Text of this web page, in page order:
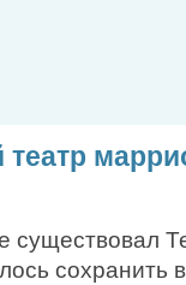
существовал
сохранить